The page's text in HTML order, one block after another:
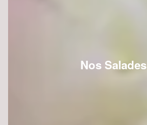
Nos Salades